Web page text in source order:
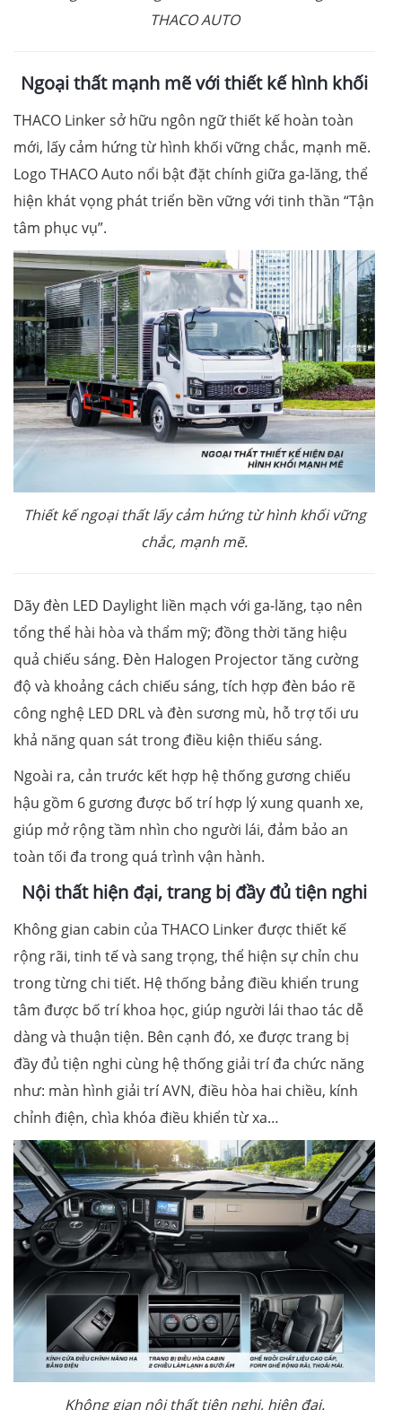
THACO AUTO
Ngoại thất mạnh mẽ với thiết kế hình khối
THACO Linker sở hữu ngôn ngữ thiết kế hoàn toàn
mới, lấy cảm hứng từ hình khối vững chắc, mạnh mẽ.
Logo THACO Auto nổi bật đặt chính giữa ga-lăng, thể
hiện khát vọng phát triển bền vững với tinh thần “Tận
tâm phục vụ”.
Thiết kế ngoại thất lấy cảm hứng từ hình khối vững
chắc, mạnh mẽ.
Dãy đèn LED Daylight liền mạch với ga-lăng, tạo nên
tổng thể hài hòa và thẩm mỹ; đồng thời tăng hiệu
quả chiếu sáng. Đèn Halogen Projector tăng cường
độ và khoảng cách chiếu sáng, tích hợp đèn báo rẽ
công nghệ LED DRL và đèn sương mù, hỗ trợ tối ưu
khả năng quan sát trong điều kiện thiếu sáng.
Ngoài ra, cản trước kết hợp hệ thống gương chiếu
hậu gồm 6 gương được bố trí hợp lý xung quanh xe,
giúp mở rộng tầm nhìn cho người lái, đảm bảo an
toàn tối đa trong quá trình vận hành.
Nội thấthiện đại,trang bị đầy đủ tiện nghi
Không gian cabin của THACO Linker được thiết kế
rộng rãi, tinh tế và sang trọng, thể hiện sự chỉn chu
trong từng chi tiết. Hệ thống bảng điều khiển trung
tâm được bố trí khoa học, giúp người lái thao tác dễ
dàng và thuận tiện. Bên cạnh đó, xe được trang bị
đầy đủ tiện nghi cùng hệ thống giải trí đa chức năng
như: màn hình giải trí AVN, điều hòa hai chiều, kính
chỉnh điện, chìa khóa điều khiển từ xa…
Không gian nội thất tiện nghi, hiện đại.